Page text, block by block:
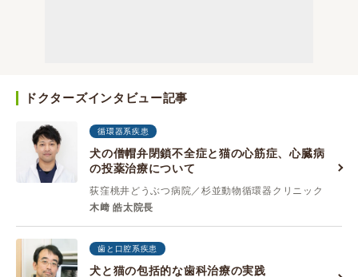
ドクターズインタビュー記事
循環器系疾患
犬の僧帽弁閉鎖不全症と猫の心筋症、心臓病
の投薬治療について
荻窪桃井どうぶつ病院／杉並動物循環器クリニック
木﨑 皓太院長
歯と口腔系疾患
犬と猫の包括的な歯科治療の実践